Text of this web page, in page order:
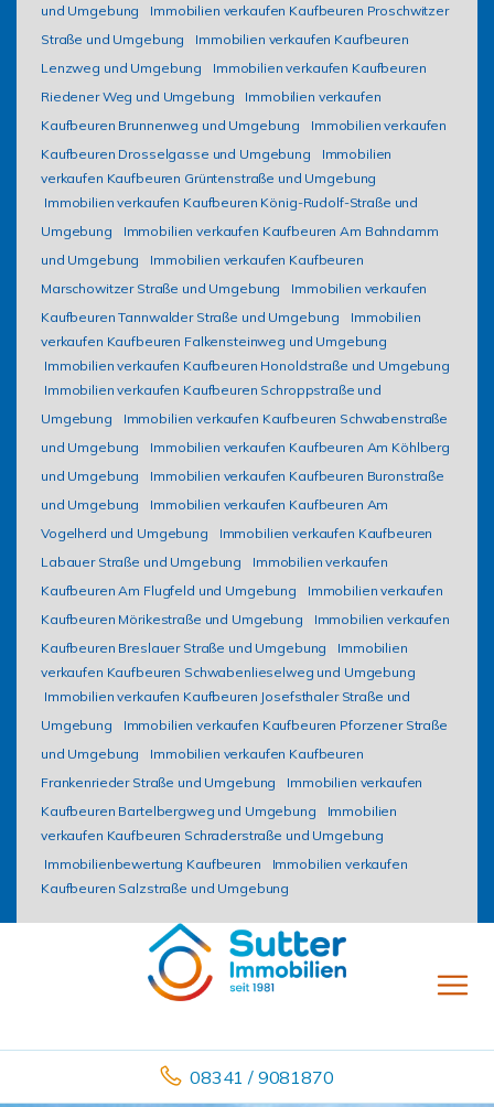
und Umgebung
Immobilien verkaufen Kaufbeuren Proschwitzer
Straße und Umgebung
Immobilien verkaufen Kaufbeuren
Lenzweg und Umgebung
Immobilien verkaufen Kaufbeuren
Riedener Weg und Umgebung
Immobilien verkaufen
Kaufbeuren Brunnenweg und Umgebung
Immobilien verkaufen
Kaufbeuren Drosselgasse und Umgebung
Immobilien
verkaufen Kaufbeuren Grüntenstraße und Umgebung
Immobilien verkaufen Kaufbeuren König-Rudolf-Straße und
Umgebung
Immobilien verkaufen Kaufbeuren Am Bahndamm
und Umgebung
Immobilien verkaufen Kaufbeuren
Marschowitzer Straße und Umgebung
Immobilien verkaufen
Kaufbeuren Tannwalder Straße und Umgebung
Immobilien
verkaufen Kaufbeuren Falkensteinweg und Umgebung
Immobilien verkaufen Kaufbeuren Honoldstraße und Umgebung
Immobilien verkaufen Kaufbeuren Schroppstraße und
Umgebung
Immobilien verkaufen Kaufbeuren Schwabenstraße
und Umgebung
Immobilien verkaufen Kaufbeuren Am Köhlberg
und Umgebung
Immobilien verkaufen Kaufbeuren Buronstraße
und Umgebung
Immobilien verkaufen Kaufbeuren Am
Vogelherd und Umgebung
Immobilien verkaufen Kaufbeuren
Labauer Straße und Umgebung
Immobilien verkaufen
Kaufbeuren Am Flugfeld und Umgebung
Immobilien verkaufen
Kaufbeuren Mörikestraße und Umgebung
Immobilien verkaufen
Kaufbeuren Breslauer Straße und Umgebung
Immobilien
verkaufen Kaufbeuren Schwabenlieselweg und Umgebung
Immobilien verkaufen Kaufbeuren Josefsthaler Straße und
Umgebung
Immobilien verkaufen Kaufbeuren Pforzener Straße
und Umgebung
Immobilien verkaufen Kaufbeuren
Frankenrieder Straße und Umgebung
Immobilien verkaufen
Kaufbeuren Bartelbergweg und Umgebung
Immobilien
verkaufen Kaufbeuren Schraderstraße und Umgebung
Immobilienbewertung Kaufbeuren
Immobilien verkaufen
Kaufbeuren Salzstraße und Umgebung
08341 / 9081870